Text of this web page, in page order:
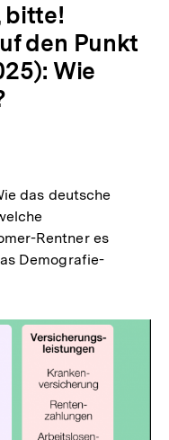
bitte!
den Punkt
Wie
das deutsche
Rentner es
Demografie-